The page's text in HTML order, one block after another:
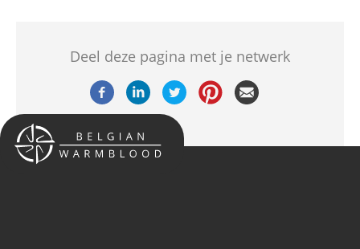
Deel deze pagina met je netwerk